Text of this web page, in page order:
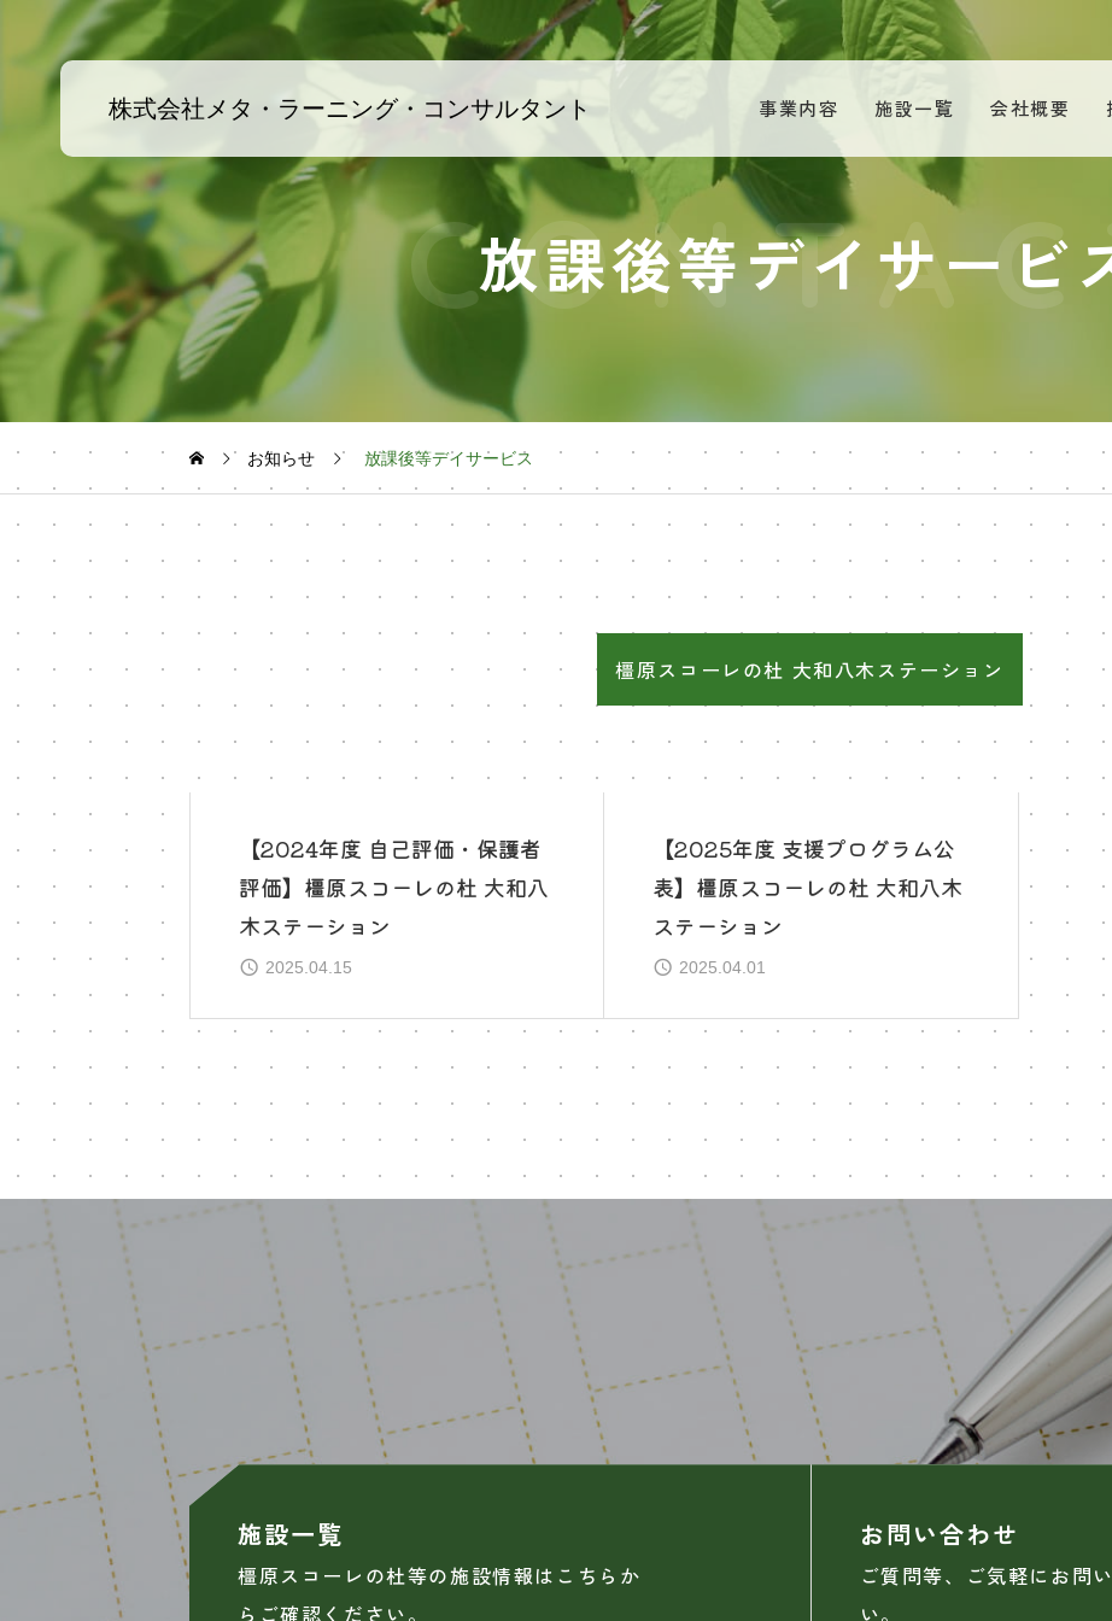
株式会社メタ・ラーニング・コンサルタント 事業内容 施設一覧 会社概要
放課後等デイサービ
お知らせ 放課後等デイサービス
橿原スコーレの杜 大和八木ステーション
【2024年度 自己評価・保護者
評価】橿原スコーレの杜 大和八
木ステーション
2025.04.15
【2025年度 支援プログラム公
表】橿原スコーレの杜 大和八木
ステーション
2025.04.01
施設一覧
橿原スコーレの杜等の施設情報はこちらか
らご確認ください。
お問い合わせ
ご質問等、ご気軽にお問
い。